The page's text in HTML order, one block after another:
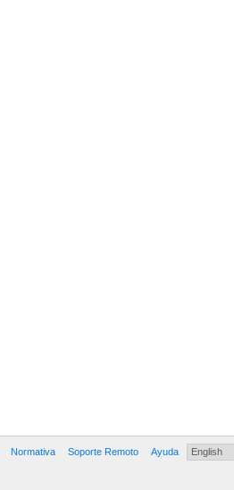
Normativa Soporte Remoto Ayuda